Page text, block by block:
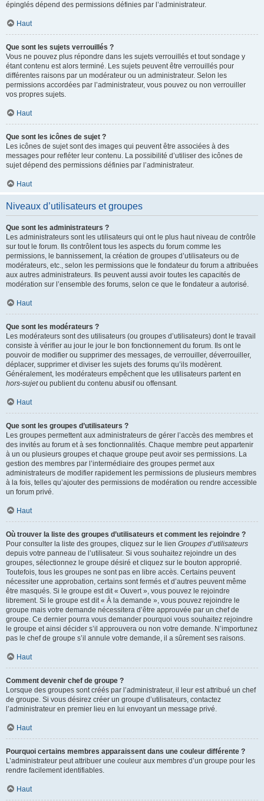
épinglés dépend des permissions définies par l’administrateur.
Haut
Que sont les sujets verrouillés ?
Vous ne pouvez plus répondre dans les sujets verrouillés et tout sondage y
étant contenu est alors terminé. Les sujets peuvent être verrouillés pour
différentes raisons par un modérateur ou un administrateur. Selon les
permissions accordées par l’administrateur, vous pouvez ou non verrouiller
vos propres sujets.
Haut
Que sont les icônes de sujet ?
Les icônes de sujet sont des images qui peuvent être associées à des
messages pour refléter leur contenu. La possibilité d’utiliser des icônes de
sujet dépend des permissions définies par l’administrateur.
Haut
Niveaux d’utilisateurs et groupes
Que sont les administrateurs ?
Les administrateurs sont les utilisateurs qui ont le plus haut niveau de contrôle
sur tout le forum. Ils contrôlent tous les aspects du forum comme les
permissions, le bannissement, la création de groupes d’utilisateurs ou de
modérateurs, etc., selon les permissions que le fondateur du forum a attribuées
aux autres administrateurs. Ils peuvent aussi avoir toutes les capacités de
modération sur l’ensemble des forums, selon ce que le fondateur a autorisé.
Haut
Que sont les modérateurs ?
Les modérateurs sont des utilisateurs (ou groupes d’utilisateurs) dont le travail
consiste à vérifier au jour le jour le bon fonctionnement du forum. Ils ont le
pouvoir de modifier ou supprimer des messages, de verrouiller, déverrouiller,
déplacer, supprimer et diviser les sujets des forums qu’ils modèrent.
Généralement, les modérateurs empêchent que les utilisateurs partent en
hors-sujetou publient du contenu abusif ou offensant.
Haut
Que sont les groupes d’utilisateurs ?
Les groupes permettent aux administrateurs de gérer l’accès des membres et
des invités au forum et à ses fonctionnalités. Chaque membre peut appartenir
à un ou plusieurs groupes et chaque groupe peut avoir ses permissions. La
gestion des membres par l’intermédiaire des groupes permet aux
administrateurs de modifier rapidement les permissions de plusieurs membres
à la fois, telles qu’ajouter des permissions de modération ou rendre accessible
un forum privé.
Haut
Où trouver la liste des groupes d’utilisateurs et comment les rejoindre ?
Pour consulter la liste des groupes, cliquez sur le lien Groupes d’utilisateurs
depuis votre panneau de l’utilisateur. Si vous souhaitez rejoindre un des
groupes, sélectionnez le groupe désiré et cliquez sur le bouton approprié.
Toutefois, tous les groupes ne sont pas en libre accès. Certains peuvent
nécessiter une approbation, certains sont fermés et d’autres peuvent même
être masqués. Si le groupe est dit « Ouvert », vous pouvez le rejoindre
librement. Si le groupe est dit « À la demande », vous pouvez rejoindre le
groupe mais votre demande nécessitera d’être approuvée par un chef de
groupe. Ce dernier pourra vous demander pourquoi vous souhaitez rejoindre
le groupe et ainsi décider s’il approuvera ou non votre demande. N’importunez
pas le chef de groupe s’il annule votre demande, il a sûrement ses raisons.
Haut
Comment devenir chef de groupe ?
Lorsque des groupes sont créés par l’administrateur, il leur est attribué un chef
de groupe. Si vous désirez créer un groupe d’utilisateurs, contactez
l’administrateur en premier lieu en lui envoyant un message privé.
Haut
Pourquoi certains membres apparaissent dans une couleur différente ?
L’administrateur peut attribuer une couleur aux membres d’un groupe pour les
rendre facilement identifiables.
Haut